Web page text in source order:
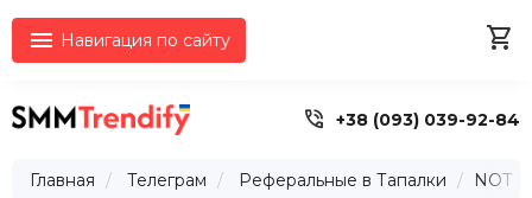
 Навигация по сайту 
 +38 (093) 039-92-84
Главная Телеграм Реферальные в Тапалки NOT